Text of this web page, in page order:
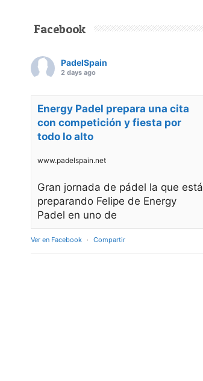
Facebook
PadelSpain
2 days ago
Energy Padel prepara una cita
con competición y fiesta por
todo lo alto
www.padelspain.net
Gran jornada de pádel la que está
preparando Felipe de Energy
Padel en uno de
Ver en Facebook · Compartir